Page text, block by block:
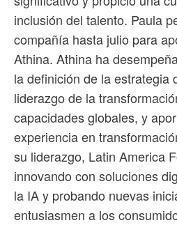
inclusión del talento. Paula
compañía hasta julio para
Athina. Athina ha
la definición de la estrategia
liderazgo de la
capacidades globales, y
experiencia en
su liderazgo, Latin America
innovando con soluciones
la IA y probando nuevas
entusiasmen a los